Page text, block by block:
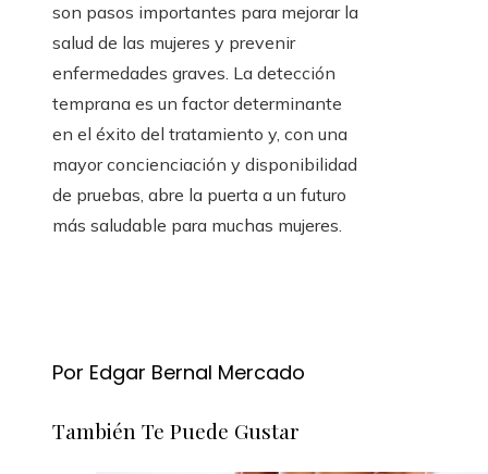
son pasos importantes para mejorar la
salud de las mujeres y prevenir
enfermedades graves. La detección
temprana es un factor determinante
en el éxito del tratamiento y, con una
mayor concienciación y disponibilidad
de pruebas, abre la puerta a un futuro
más saludable para muchas mujeres.
Por Edgar Bernal Mercado
También Te Puede Gustar